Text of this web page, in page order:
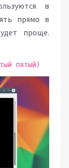
в
прямо в
проще.
пятый)